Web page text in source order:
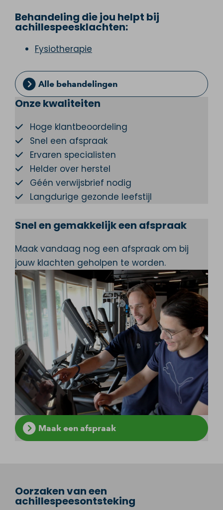
Behandeling die jou helpt bij
achillespeesklachten:
Fysiotherapie
Alle behandelingen
Onze kwaliteiten
Hoge klantbeoordeling
Snel een afspraak
Ervaren specialisten
Helder over herstel
Géén verwijsbrief nodig
Langdurige gezonde leefstijl
Snel en gemakkelijk een afspraak
Maak vandaag nog een afspraak om bij
jouw klachten geholpen te worden.
Maak een afspraak
Oorzaken van een
achillespeesontsteking